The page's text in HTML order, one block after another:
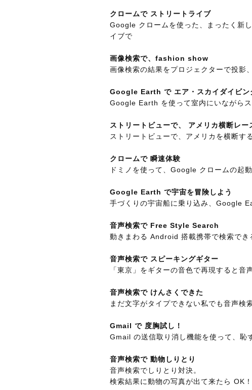
クロームで ストリートライブ
Google クロームを使った、まったく新
イブで
画像検索で、fashion show
画像検索の結果をプロジェクターで投影
Google Earth で エア・スカイダイビン
Google Earth を使って室内にいながら
ストリートビューで、 アメリカ横断レー
ストリートビューで、アメリカを横断す
クロームで 瞬速体験
ドミノを使って、Google クロームの起
Google Earth で宇宙を冒険しよう
手づくりの宇宙船に乗り込み、Google
音声検索で Free Style Search
動きまわる Android 搭載携帯で検索でき
音声検索で スピーキングギター
「東京」をギターの音色で再現すると音
音声検索で けんさくできた
まだ文字がタイプできない私でも音声検
Gmail で 度胸試し！
Gmail の送信取り消し機能を使って、恥
音声検索で 動物しりとり
音声検索でしりとり対決。
検索結果に動物の写真が出て来たら OK！